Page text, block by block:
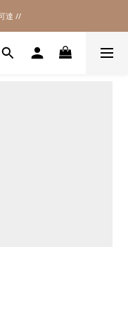
達 //